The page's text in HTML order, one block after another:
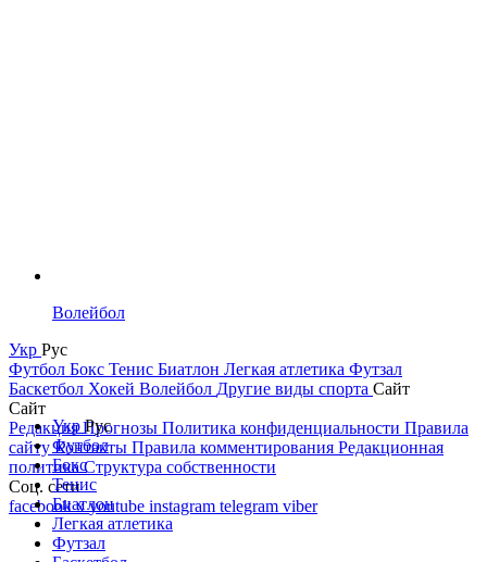
Волейбол
Укр Рус
Футбол Бокс Тенис Биатлон Легкая атлетика Футзал
Баскетбол Хокей Волейбол Другие виды спорта Сайт
Сайт
РедакцияПрогнозы Политика конфиденциальности Правила
сайтуКонтакты Правила комментирования Редакционная
политикаСтруктура собственности
Соц. сети
facebookxyoutube instagram telegram viber
УкрРус
Футбол
Бокс
Тенис
Биатлон
Легкая атлетика
Футзал